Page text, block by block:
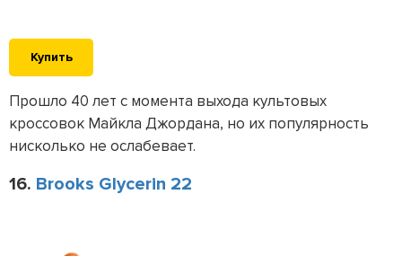
Купить
Прошло 40 лет с момента выхода культовых
кроссовок Майкла Джордана, но их популярность
нисколько не ослабевает.
16. Brooks Glycerin 22